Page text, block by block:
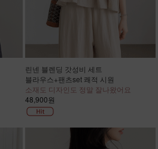
린넨 블렌딩 갓성비 세트
블라우스+팬츠set 쾌적 시원
소재도 디자인도 정말 잘나왔어요
48,900원